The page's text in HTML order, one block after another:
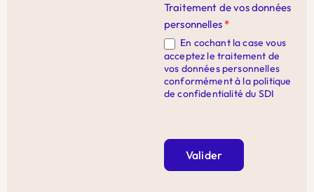
Traitement de vos données
personnelles*
En cochant la case vous
acceptez le traitement de
vos données personnelles
conformément à la politique
de confidentialité du SDI
Valider